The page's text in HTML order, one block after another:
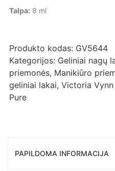
Talpa: 8 ml
Produkto kodas: GV5644
Kategorijos: Geliniai nagų
priemonės, Manikiūro
geliniai lakai, Victoria
Pure
PAPILDOMA INFORMACIJA